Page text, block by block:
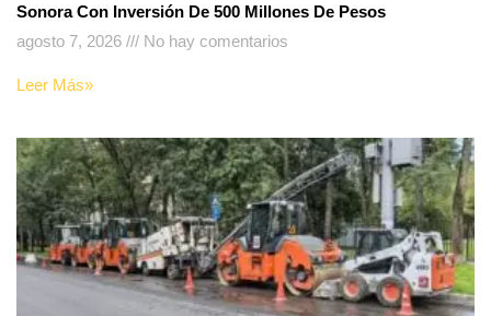
Sonora Con Inversión De 500 Millones De Pesos
agosto 7, 2026
No hay comentarios
Leer Más»